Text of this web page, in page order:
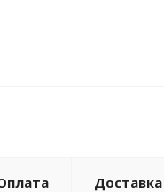
Доставка